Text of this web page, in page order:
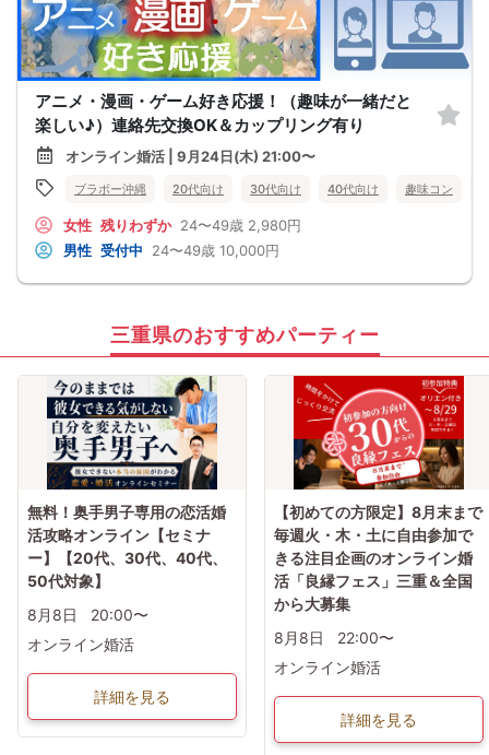
アニメ・漫画・ゲーム好き応援！（趣味が一緒だと
楽しい♪）連絡先交換OK＆カップリング有り
オンライン婚活 | 9月24日(木) 21:00〜
ブラボー沖縄 20代向け 30代向け 40代向け 趣味コン
女性 残りわずか 24〜49歳 2,980円
男性 受付中 24〜49歳 10,000円
三重県のおすすめパーティー
無料！奥手男子専用の恋活婚
活攻略オンライン【セミナ
ー】【20代、30代、40代、
50代対象】
8月8日
20:00〜
オンライン婚活
詳細を見る
【初めての方限定】8月末まで
毎週火・木・土に自由参加で
きる注目企画のオンライン婚
活「良縁フェス」三重＆全国
から大募集
8月8日
22:00〜
オンライン婚活
詳細を見る